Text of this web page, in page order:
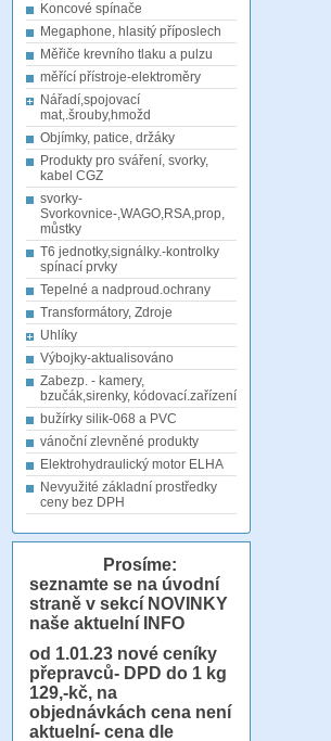
Koncové spínače
Megaphone, hlasitý příposlech
Měřiče krevního tlaku a pulzu
měřící přístroje-elektroměry
Nářadí,spojovací
mat,.šrouby,hmožd
Objímky, patice, držáky
Produkty pro sváření, svorky,
kabel CGZ
svorky-
Svorkovnice-,WAGO,RSA,prop,
můstky
T6 jednotky,signálky.-kontrolky
spínací prvky
Tepelné a nadproud.ochrany
Transformátory, Zdroje
Uhlíky
Výbojky-aktualisováno
Zabezp. - kamery,
bzučák,sirenky, kódovací.zařízení
bužírky silik-068 a PVC
vánoční zlevněné produkty
Elektrohydraulický motor ELHA
Nevyužité základní prostředky
ceny bez DPH
Prosíme:
seznamte se na úvodní
straně v sekcí NOVINKY
naše aktuelní INFO
od 1.01.23 nové ceníky
přepravců- DPD do 1 kg
129,-kč, na
objednávkách cena není
aktuelní- cena dle